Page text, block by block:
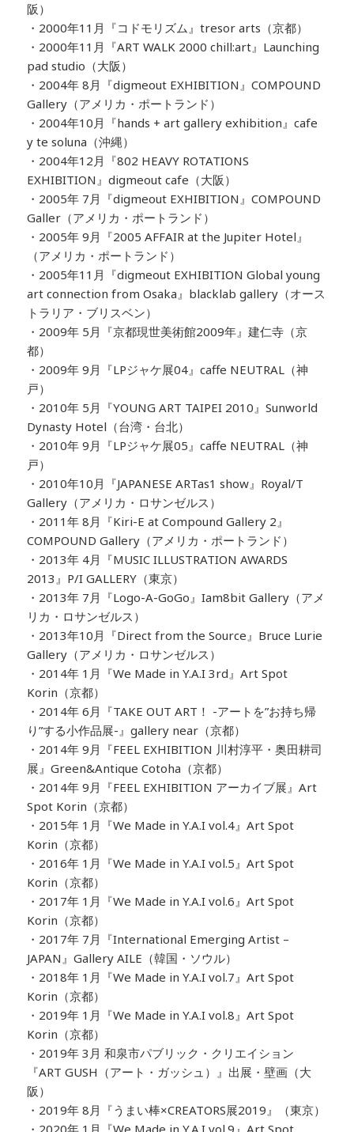
阪）
・2000年11月『コドモリズム』tresor arts（京都）
・2000年11月『ART WALK 2000 chill:art』Launching
pad studio（大阪）
・2004年 8月『digmeout EXHIBITION』COMPOUND
Gallery（アメリカ・ポートランド）
・2004年10月『hands + art gallery exhibition』cafe
y te soluna（沖縄）
・2004年12月『802 HEAVY ROTATIONS
EXHIBITION』digmeout cafe（大阪）
・2005年 7月『digmeout EXHIBITION』COMPOUND
Galler（アメリカ・ポートランド）
・2005年 9月『2005 AFFAIR at the Jupiter Hotel』
（アメリカ・ポートランド）
・2005年11月『digmeout EXHIBITION Global young
art connection from Osaka』blacklab gallery（オース
トラリア・ブリスベン）
・2009年 5月『京都現世美術館2009年』建仁寺（京
都）
・2009年 9月『LPジャケ展04』caffe NEUTRAL（神
戸）
・2010年 5月『YOUNG ART TAIPEI 2010』Sunworld
Dynasty Hotel（台湾・台北）
・2010年 9月『LPジャケ展05』caffe NEUTRAL（神
戸）
・2010年10月『JAPANESE ARTas1 show』Royal/T
Gallery（アメリカ・ロサンゼルス）
・2011年 8月『Kiri-E at Compound Gallery 2』
COMPOUND Gallery（アメリカ・ポートランド）
・2013年 4月『MUSIC ILLUSTRATION AWARDS
2013』P/I GALLERY（東京）
・2013年 7月『Logo-A-GoGo』Iam8bit Gallery（アメ
リカ・ロサンゼルス）
・2013年10月『Direct from the Source』Bruce Lurie
Gallery（アメリカ・ロサンゼルス）
・2014年 1月『We Made in Y.A.I 3rd』Art Spot
Korin（京都）
・2014年 6月『TAKE OUT ART！ -アートを”お持ち帰
り”する小作品展-』gallery near（京都）
・2014年 9月『FEEL EXHIBITION 川村淳平・奥田耕司
展』Green&Antique Cotoha（京都）
・2014年 9月『FEEL EXHIBITION アーカイブ展』Art
Spot Korin（京都）
・2015年 1月『We Made in Y.A.I vol.4』Art Spot
Korin（京都）
・2016年 1月『We Made in Y.A.I vol.5』Art Spot
Korin（京都）
・2017年 1月『We Made in Y.A.I vol.6』Art Spot
Korin（京都）
・2017年 7月『International Emerging Artist –
JAPAN』Gallery AILE（韓国・ソウル）
・2018年 1月『We Made in Y.A.I vol.7』Art Spot
Korin（京都）
・2019年 1月『We Made in Y.A.I vol.8』Art Spot
Korin（京都）
・2019年 3月 和泉市パブリック・クリエイション
『ART GUSH（アート・ガッシュ）』出展・壁画（大
阪）
・2019年 8月『うまい棒×CREATORS展2019』（東京）